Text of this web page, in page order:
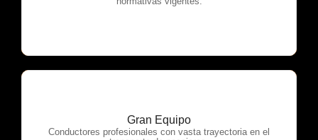
Gran Equipo
Conductores profesionales con vasta trayectoria en el
OTP Servicios